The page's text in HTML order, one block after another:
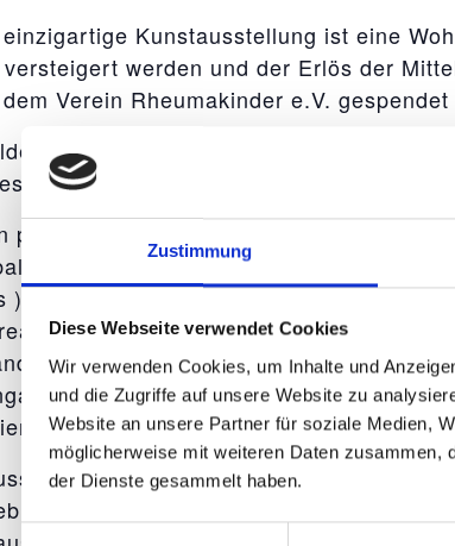
Zustimmung
Diese Webseite verwendet Cookies
Wir verwenden Cookies, um Inhalte und
und die Zugriffe auf unsere Website zu
Website an unsere Partner für soziale Medien,
möglicherweise mit weiteren Daten zusammen,
der Dienste gesammelt haben.
Kunstausstellung ist eine
werden und der Erlös der
Verein Rheumakinder e.V. gespendet
sind bekannt für ihre Klarheit und
lässt die Bilder ganz besonders
porträtierten Sportlern gehören unter
des SC Magdeburg, Kanute
), Martin Wierig, Matthias Schlitte
Weltmeistern Da Rookies (
Tokio Hotel, aber auch viele weitere
Magdeburger, die in einer
wurden. Jedes der Bilder ist eine
wird am 17. April um 10:00 Uhr
werden alle Bilder mit der